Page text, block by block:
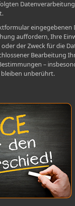
eingegebenen
auffordern, Ihre
der Zweck für die
Bearbeitung
–
unberührt.